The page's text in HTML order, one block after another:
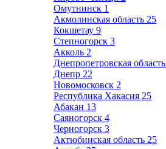
Омутнинск 1
Акмолинская область 25
Кокшетау 9
Степногорск 3
Акколь 2
Днепропетровская область
Днепр 22
Новомосковск 2
Республика Хакасия 25
Абакан 13
Саяногорск 4
Черногорск 3
Актюбинская область 25